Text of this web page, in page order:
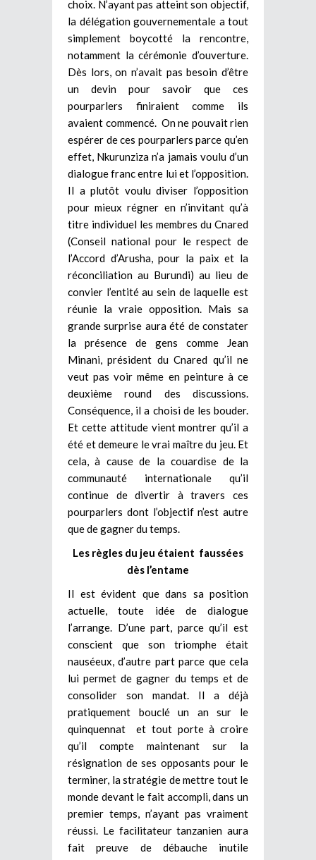
choix. N’ayant pas atteint son objectif,
la délégation gouvernementale a tout
simplement boycotté la rencontre,
notamment la cérémonie d’ouverture.
Dès lors, on n’avait pas besoin d’être
un devin pour savoir que ces
pourparlers finiraient comme ils
avaient commencé. On ne pouvait rien
espérer de ces pourparlers parce qu’en
effet, Nkurunziza n’a jamais voulu d’un
dialogue franc entre lui et l’opposition.
Il a plutôt voulu diviser l’opposition
pour mieux régner en n’invitant qu’à
titre individuel les membres du Cnared
(Conseil national pour le respect de
l’Accord d’Arusha, pour la paix et la
réconciliation au Burundi) au lieu de
convier l’entité au sein de laquelle est
réunie la vraie opposition. Mais sa
grande surprise aura été de constater
la présence de gens comme Jean
Minani, président du Cnared qu’il ne
veut pas voir même en peinture à ce
deuxième round des discussions.
Conséquence, il a choisi de les bouder.
Et cette attitude vient montrer qu’il a
été et demeure le vrai maître du jeu. Et
cela, à cause de la couardise de la
communauté internationale qu’il
continue de divertir à travers ces
pourparlers dont l’objectif n’est autre
que de gagner du temps.
Les règles du jeu étaient faussées
dès l’entame
Il est évident que dans sa position
actuelle, toute idée de dialogue
l’arrange. D’une part, parce qu’il est
conscient que son triomphe était
nauséeux, d’autre part parce que cela
lui permet de gagner du temps et de
consolider son mandat. Il a déjà
pratiquement bouclé un an sur le
quinquennat et tout porte à croire
qu’il compte maintenant sur la
résignation de ses opposants pour le
terminer, la stratégie de mettre tout le
monde devant le fait accompli, dans un
premier temps, n’ayant pas vraiment
réussi. Le facilitateur tanzanien aura
fait preuve de débauche inutile